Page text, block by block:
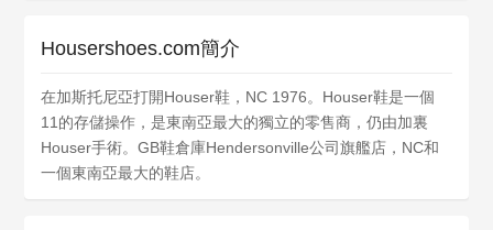
Housershoes.com簡介
在加斯托尼亞打開Houser鞋，NC 1976。Houser鞋是一個
11的存儲操作，是東南亞最大的獨立的零售商，仍由加裏
Houser手術。GB鞋倉庫Hendersonville公司旗艦店，NC和
一個東南亞最大的鞋店。